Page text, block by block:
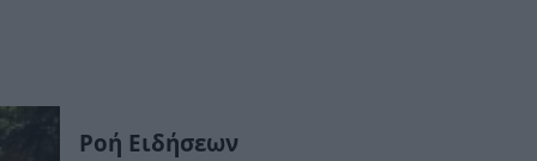
Ροή Ειδήσεων